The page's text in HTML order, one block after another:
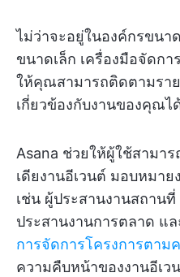
ไม่ว่าจะอยู่ในองค์กรขน
ขนาดเล็ก เครื่องมือจัดกา
ให้คุณสามารถติดตามรา
เกี่ยวข้องกับงานของคุณไ
Asana ช่วยให้ผู้ใช้สามา
เดียงานอีเวนต์ มอบหมา
เช่น ผู้ประสานงานสถาน
ประสานงานการตลาด แ
การจัดการโครงการตาม
ความคืบหน้าของงานอีเว